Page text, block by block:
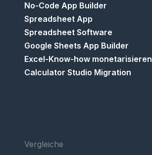
No-Code App Builder
Spreadsheet App
Spreadsheet Software
Google Sheets App Builder
Excel-Know-how monetarisieren
Calculator Studio Migration
Vergleiche